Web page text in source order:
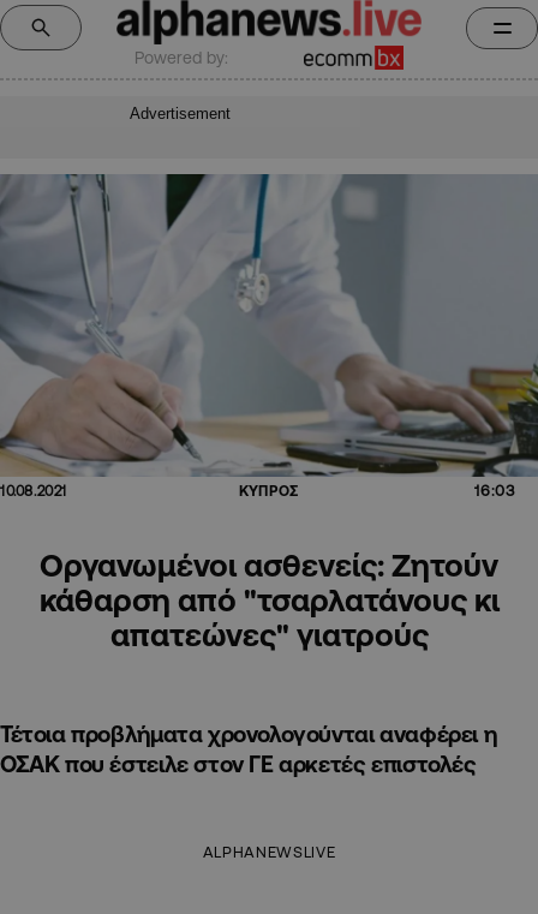
Powered by:
Advertisement
10.08.2021 ΚΥΠΡΟΣ 16:03
Οργανωμένοι ασθενείς: Ζητούν
κάθαρση από "τσαρλατάνους κι
απατεώνες" γιατρούς
Τέτοια προβλήματα χρονολογούνται αναφέρει η
ΟΣΑΚ που έστειλε στον ΓΕ αρκετές επιστολές
ALPHANEWSLIVE